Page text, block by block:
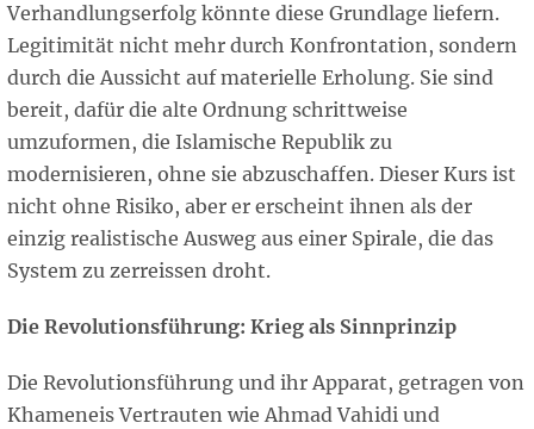
Verhandlungserfolg könnte diese Grundlage liefern.
Legitimität nicht mehr durch Konfrontation, sondern
durch die Aussicht auf materielle Erholung. Sie sind
bereit, dafür die alte Ordnung schrittweise
umzuformen, die Islamische Republik zu
modernisieren, ohne sie abzuschaffen. Dieser Kurs ist
nicht ohne Risiko, aber er erscheint ihnen als der
einzig realistische Ausweg aus einer Spirale, die das
System zu zerreissen droht.
Die Revolutionsführung: Krieg als Sinnprinzip
Die Revolutionsführung und ihr Apparat, getragen von
Khameneis Vertrauten wie Ahmad Vahidi und